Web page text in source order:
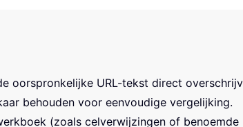
oorspronkelijke URL-tekst direct
behouden voor eenvoudige vergelijking.
(zoals celverwijzingen of benoemde